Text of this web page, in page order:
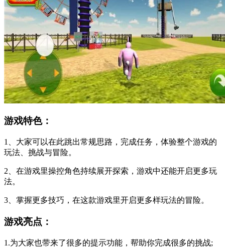
游戏特色：
1、大家可以在此跳出常规思路，完成任务，体验整个游戏的
玩法、挑战与冒险。
2、在游戏里操控角色持续展开探索，游戏中还能开启更多玩
法。
3、掌握更多技巧，在这款游戏里开启更多样玩法的冒险。
游戏亮点：
1.为大家也带来了很多的提示功能，帮助你完成很多的挑战;